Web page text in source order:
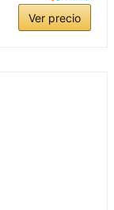
Ver precio